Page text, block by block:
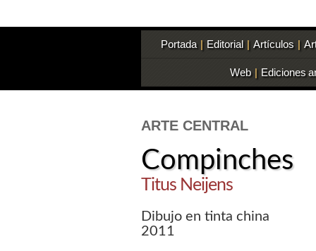
Portada | Editorial | Artículos |
Web | Ediciones
ARTE CENTRAL
Compinches
Titus Neijens
Dibujo en tinta china
2011